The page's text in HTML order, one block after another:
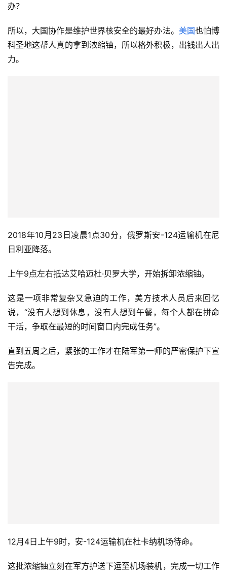
办？
所以，大国协作是维护世界核安全的最好办法。 美国也怕博
科圣地这帮人真的拿到浓缩铀，所以格外积极，出钱出人出
力。
2018年10月23日凌晨1点30分，俄罗斯安-124运输机在尼
日利亚降落。
上午9点左右抵达艾哈迈杜·贝罗大学，开始拆卸浓缩铀。
这是一项非常复杂又急迫的工作，美方技术人员后来回忆
说，“没有人想到休息，没有人想到午餐，每个人都在拼命
干活，争取在最短的时间窗口内完成任务”。
直到五周之后，紧张的工作才在陆军第一师的严密保护下宣
告完成。
12月4日上午9时，安-124运输机在杜卡纳机场待命。
这批浓缩铀立刻在军方护送下运至机场装机，完成一切工作